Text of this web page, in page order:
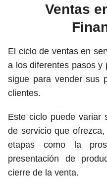
Ventas
El ciclo de ventas en
a los diferentes pasos y
sigue para vender sus
clientes.
Este ciclo puede variar
de servicio que
etapas como la
presentación de
cierre de la venta.